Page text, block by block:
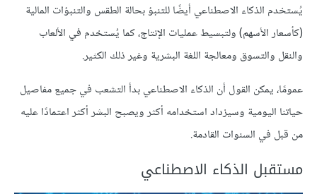
يُستخدم الذكاء الاصطناعي أيضًا للتنبؤ بحالة الطقس والتنبؤات المالية
(كأسعار الأسهم) ولتبسيط عمليات الإنتاج، كما يُستخدم في الألعاب
والنقل والتسوق ومعالجة اللغة البشرية وغير ذلك الكثير.
عمومًا، يمكن القول أن الذكاء الاصطناعي بدأ التشعب في جميع مفاصيل
حياتنا اليومية وسيزداد استخدامه أكثر ويصبح البشر أكثر اعتمادًا عليه
من قبل في السنوات القادمة.
مستقبل الذكاء الاصطناعي